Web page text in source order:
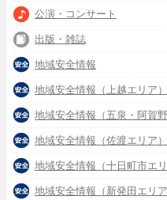
公演・コンサート
出版・雑誌
地域安全情報
地域安全情報（上越エリア）
地域安全情報（五泉・阿賀
地域安全情報（佐渡エリア）
地域安全情報（十日町市エリ
地域安全情報（新発田エリア